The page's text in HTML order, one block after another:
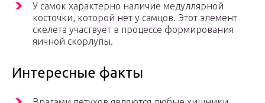
У самок характерно наличие медуллярной
косточки, которой нет у самцов. Этот элемент
скелета участвует в процессе формирования
яичной скорлупы.
Интересные факты